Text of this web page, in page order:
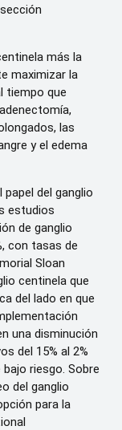
más la
maximizar la
tiempo que
las
y el edema
del ganglio
estudios
de ganglio
con tasas de
Sloan
centinela que
del lado en que
una disminución
del 15% al ​​2%
riesgo. Sobre
del ganglio
para la